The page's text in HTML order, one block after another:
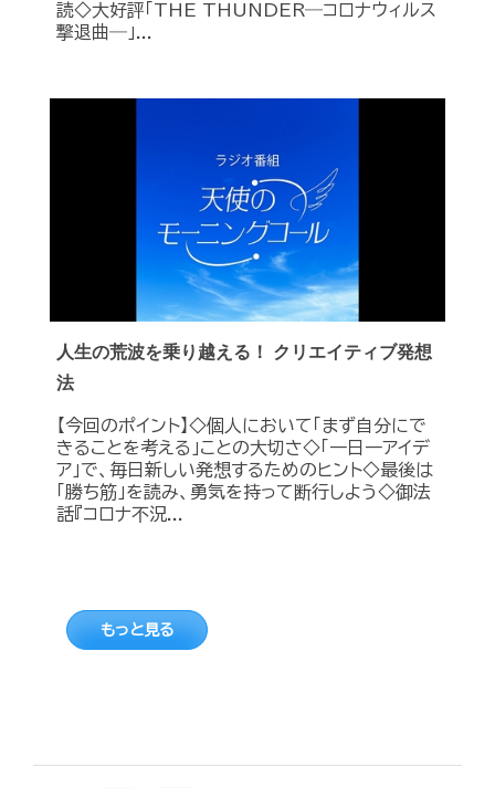
読◇大好評「THE THUNDER―コロナウィルス
撃退曲―」...
人生の荒波を乗り越える！ クリエイティブ発想
法
【今回のポイント】◇個人において「まず自分にで
きることを考える」ことの大切さ◇「一日一アイデ
ア」で、毎日新しい発想するためのヒント◇最後は
「勝ち筋」を読み、勇気を持って断行しよう◇御法
話『コロナ不況...
もっと見る